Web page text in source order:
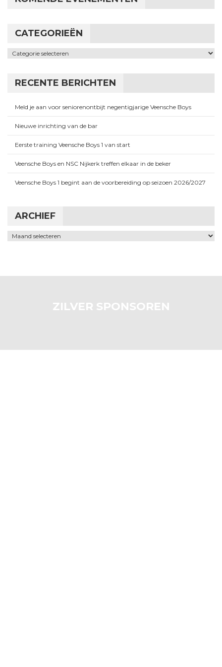
CATEGORIEËN
Categorieën
RECENTE BERICHTEN
Meld je aan voor seniorenontbijt negentigjarige Veensche Boys
Nieuwe inrichting van de bar
Eerste training Veensche Boys 1 van start
Veensche Boys en NSC Nijkerk treffen elkaar in de beker
Veensche Boys 1 begint aan de voorbereiding op seizoen 2026/2027
ARCHIEF
Archief
ZILVER SPONSOREN